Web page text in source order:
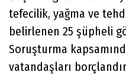
tefecilik, yağma ve
belirlenen 25 şüpheli
Soruşturma
vatandaşları